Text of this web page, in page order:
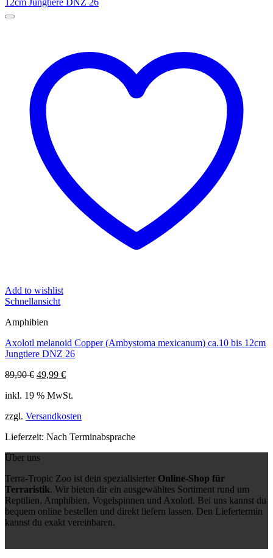
Add to wishlist
Schnellansicht
Amphibien
Axolotl melanoid Copper (Ambystoma mexicanum) ca.10 bis 12cm
Jungtiere DNZ 26
89,90€ Ursprünglicher
war:
49,99 €Aktueller
ist:
inkl. 19 % MwSt.
zzgl. Versandkosten
Lieferzeit: Nach Terminabsprache
Über uns
Terra-Tropic Zoo ist dein spezialisierter Online-Shop für
Terraristik. Wir bieten dir ein ausgewähltes Sortiment rund um
Reptilien, Amphibien, Vogelspinnen und Axolotl. Bei uns kannst du
bequem online bestellen und direkt liefern lassen. Den Liefertermin
kannst du exakt vereinbaren.